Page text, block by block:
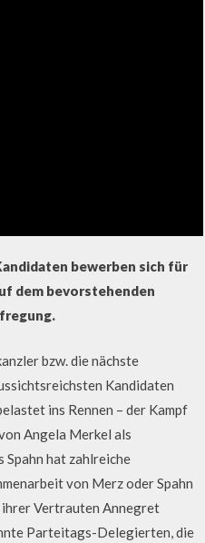
bewerben sich für
dem bevorstehenden
bzw. die nächste
Kandidaten
ins Rennen – der Kampf
Angela Merkel als
hat zahlreiche
von Merz oder Spahn
Vertrauten Annegret
Parteitags-Delegierten, die